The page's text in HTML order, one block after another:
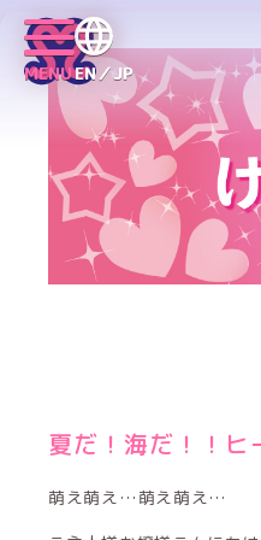
MENUEN／JP
夏だ！海だ！！ヒ
萌え萌え…萌え萌え…